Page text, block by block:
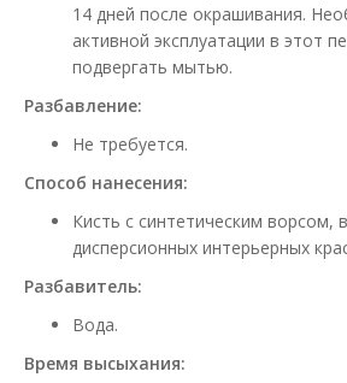
14 дней после окрашивания.
активной эксплуатации в этот
подвергать мытью.
Разбавление:
Не требуется.
Способ нанесения:
Кисть с синтетическим ворсом,
дисперсионных интерьерных
Разбавитель:
Вода.
Время высыхания: